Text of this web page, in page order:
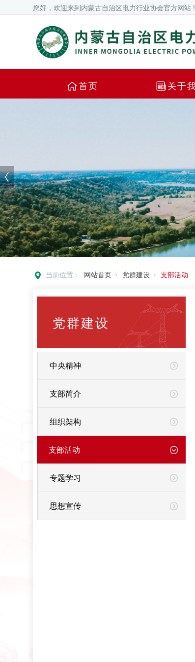
您好，欢迎来到内蒙古自治区电力行业协会官方网站 !
首页 关于
当前位置： 网站首页 党群建设 支部活动
党群建设
中央精神
支部简介
组织架构
支部活动
专题学习
思想宣传